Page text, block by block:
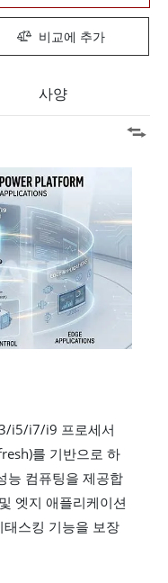
비교에 추가
사양
i5/i7/i9 프로세서
를 기반으로 하
능 컴퓨팅을 제공합
엣지 애플리케이션
스킹 기능을 보장